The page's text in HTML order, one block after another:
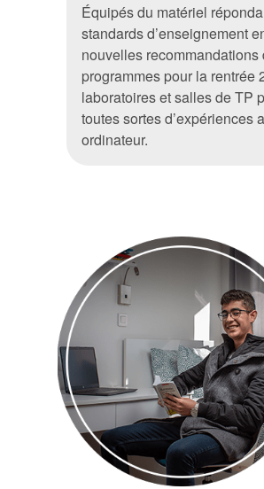
Équipés du matériel
standards d’enseignement
nouvelles
programmes pour la rentrée
laboratoires et salles de TP
toutes sortes d’expériences
ordinateur.